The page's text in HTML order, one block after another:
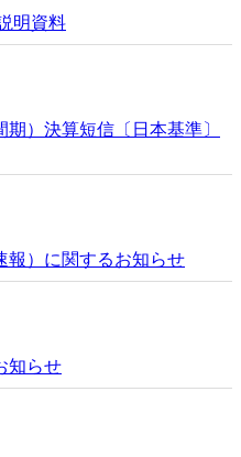
明資料
）決算短信〔日本基準〕
報）に関するお知らせ
知らせ